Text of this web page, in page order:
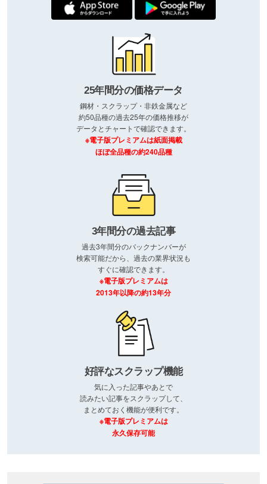
25年間分の価格データ
鋼材・スクラップ・非鉄金属など
約50品種の過去25年の価格推移が
データとチャートで確認できます。
※電子版プレミアムは紙面掲載
ほぼ全品種の約240品種
3年間分の過去記事
過去3年間分のバックナンバーが
検索可能だから、過去の業界状況も
すぐに確認できます。
※電子版プレミアムは
2013年以降の約13年分
好評なスクラップ機能
気に入った記事やあとで
読みたい記事をスクラップして、
まとめておく機能が便利です。
※電子版プレミアムは
永久保存可能